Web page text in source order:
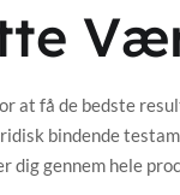
at få de bedste
bindende
gennem hele